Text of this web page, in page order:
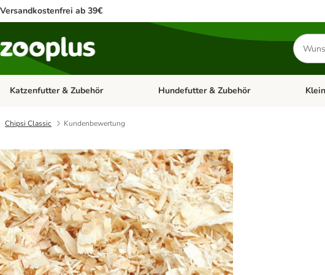
Versandkostenfrei ab 39€
Produkte
suchen
Katzenfutter & Zubehör Kategorie-Menü öffnen: Katzenfutter &
Hundefutter & Zubehör
Chipsi Classic Kundenbewertung